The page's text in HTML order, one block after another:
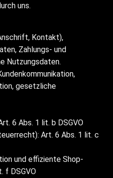
uns.
Kontakt),
Zahlungs- und
Nutzungsdaten.
gesetzliche
6 Abs. 1 lit. b DSGVO
Art. 6 Abs. 1 lit. c
und effiziente Shop-
f DSGVO